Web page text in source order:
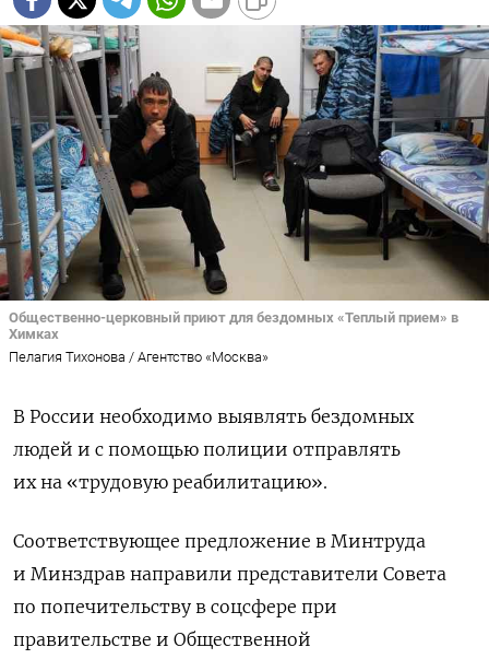
Общественно-церковный приют для бездомных «Теплый прием» в
Химках
Пелагия Тихонова / Агентство «Москва»
В России необходимо выявлять бездомных
людей и с помощью полиции отправлять
их на «трудовую реабилитацию».
Соответствующее предложение в Минтруда
и Минздрав направили представители Совета
по попечительству в соцсфере при
правительстве и Общественной